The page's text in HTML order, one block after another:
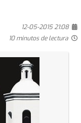
12-05-2015 21:08
10 minutos de lectura